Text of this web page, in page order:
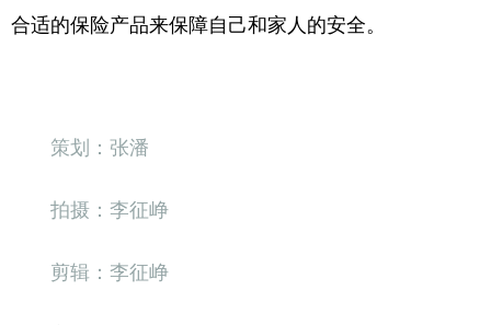
合适的保险产品来保障自己和家人的安全。
策划： 张潘
拍摄： 李征峥
剪辑： 李征峥